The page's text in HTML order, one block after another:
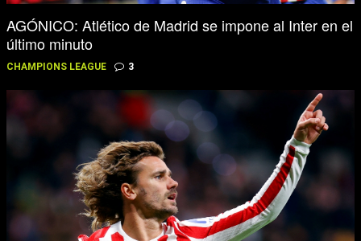
AGÓNICO: Atlético de Madrid se impone al Inter en el
último minuto
CHAMPIONS LEAGUE 3